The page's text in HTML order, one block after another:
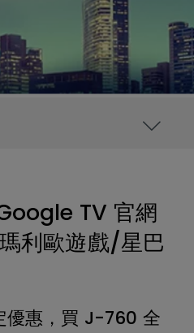
TV 官網
利歐遊戲/星巴
優惠，買 J-760 全